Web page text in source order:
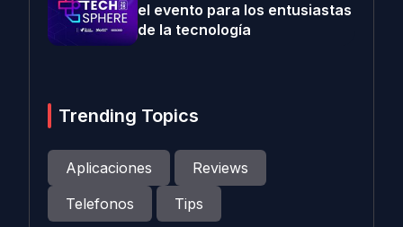
el evento para los entusiastas
de la tecnología
Trending Topics
Aplicaciones
Reviews
Telefonos
Tips